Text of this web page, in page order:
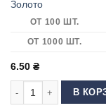
Золото
ОТ 100 ШТ.
ОТ 1000 ШТ.
6.50 ₴
Количество товара
В